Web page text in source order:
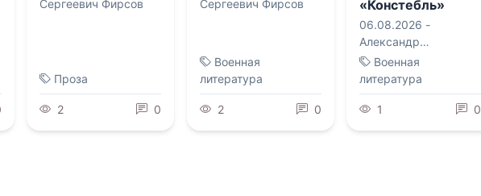
Сергеевич Фирсов
Проза
2 0
Сергеевич Фирсов
Военная
литература
2 0
«Констебль»
06.08.2026 -
Александр
«Писатель» Савицкий
,Константин
«Констебль» Луговой
Военная
литература
1 0